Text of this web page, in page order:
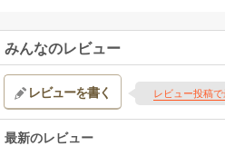
みんなのレビュー
レビューを書く レビュー投稿
最新のレビュー